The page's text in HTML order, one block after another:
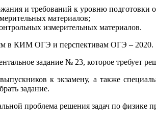
и требований к уровню
материалов;
измерительных материалов.
в КИМ ОГЭ и перспективам ОГЭ – 2020.
задание № 23, которое требует
к экзамену, а также
задание.
проблема решения задач по